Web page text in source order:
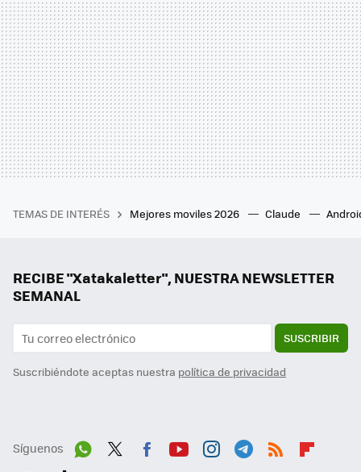
TEMAS DE INTERÉS Mejores moviles 2026 Claude
RECIBE "Xatakaletter", NUESTRA NEWSLETTER
SEMANAL
SUSCRIBIR
Suscribiéndote aceptas nuestra política de privacidad
Síguenos